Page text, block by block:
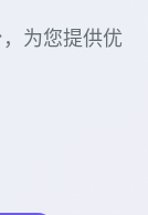
为您提供优